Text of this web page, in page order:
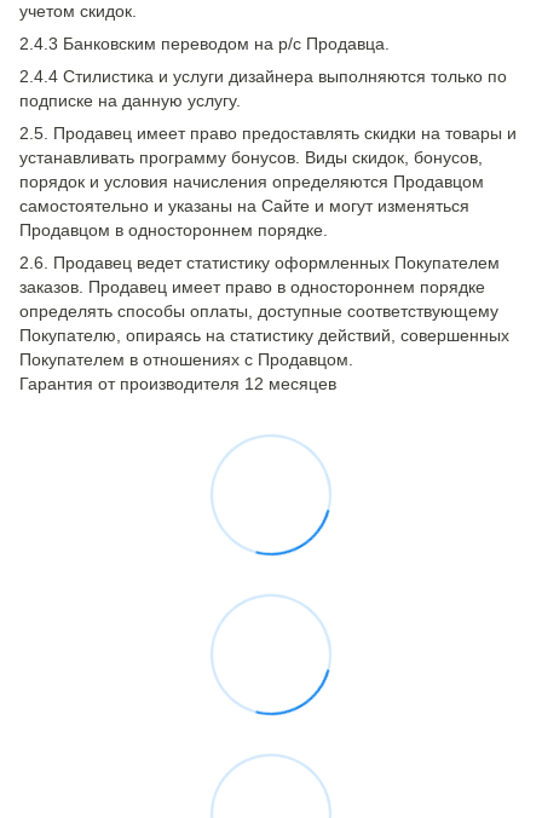
учетом скидок.
2.4.3 Банковским переводом на р/с Продавца.
2.4.4 Стилистика и услуги дизайнера выполняются только по
подписке на данную услугу.
2.5. Продавец имеет право предоставлять скидки на товары и
устанавливать программу бонусов. Виды скидок, бонусов,
порядок и условия начисления определяются Продавцом
самостоятельно и указаны на Сайте и могут изменяться
Продавцом в одностороннем порядке.
2.6. Продавец ведет статистику оформленных Покупателем
заказов. Продавец имеет право в одностороннем порядке
определять способы оплаты, доступные соответствующему
Покупателю, опираясь на статистику действий, совершенных
Покупателем в отношениях с Продавцом.
Гарантия от производителя 12 месяцев